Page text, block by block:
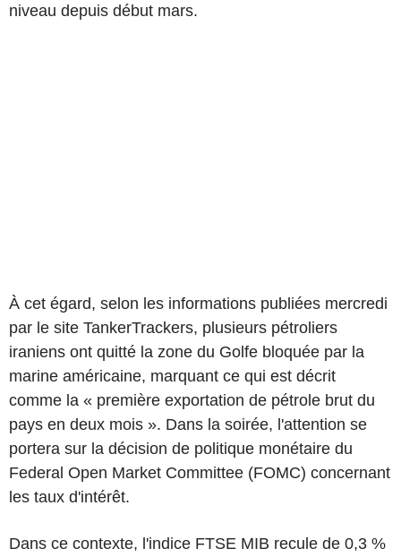
niveau depuis début mars.
À cet égard, selon les informations publiées mercredi
par le site TankerTrackers, plusieurs pétroliers
iraniens ont quitté la zone du Golfe bloquée par la
marine américaine, marquant ce qui est décrit
comme la « première exportation de pétrole brut du
pays en deux mois ». Dans la soirée, l'attention se
portera sur la décision de politique monétaire du
Federal Open Market Committee (FOMC) concernant
les taux d'intérêt.
Dans ce contexte, l'indice FTSE MIB recule de 0,3 %